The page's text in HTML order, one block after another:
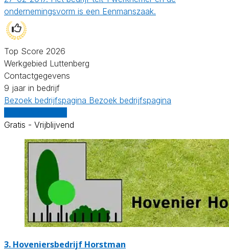
ondernemingsvorm is een Eenmanszaak.
Top Score 2026
Werkgebied Luttenberg
Contactgegevens
9 jaar in bedrijf
Bezoek bedrijfspagina Bezoek bedrijfspagina
Gratis - Vrijblijvend
3. Hoveniersbedrijf Horstman